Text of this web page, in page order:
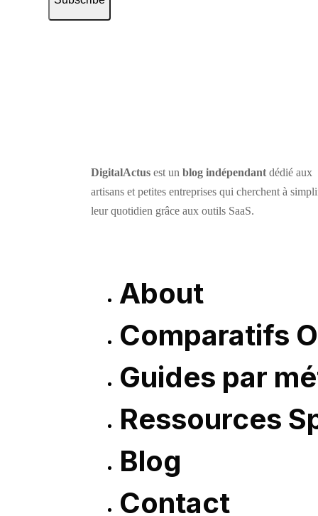
DigitalActus est un blog indépendant dédié aux
artisans et petites entreprises qui cherchent à
leur quotidien grâce aux outils SaaS.
About
Comparatifs
Guides par
Ressources
Blog
Contact